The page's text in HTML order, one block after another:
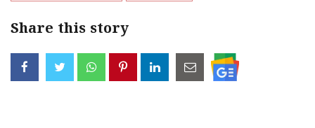
Share this story